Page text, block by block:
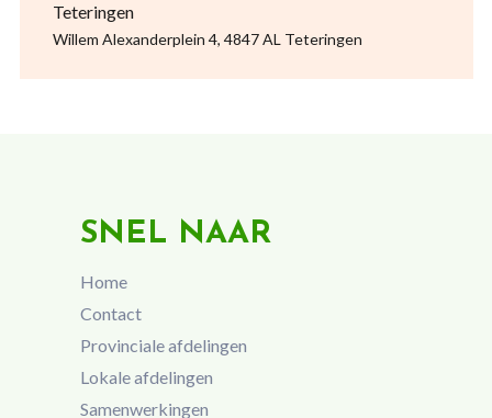
Teteringen
Willem Alexanderplein 4, 4847 AL Teteringen
SNEL NAAR
Home
Contact
Provinciale afdelingen
Lokale afdelingen
Samenwerkingen